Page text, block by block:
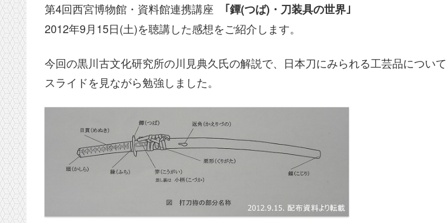
第4回西宮博物館・資料館連携講座 ｢鐔(つば)・刀装具の世界｣
2012年9月15日(土)を聴講した感想をご紹介します。
今回の黒川古文化研究所の川見典久氏の解説で、日本刀にみられる工芸品について
スライドを見ながら勉強しました。